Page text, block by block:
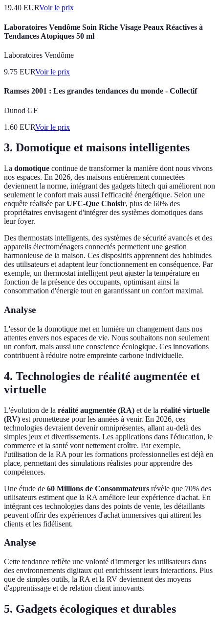
19.40 EURVoir le prix
Laboratoires Vendôme Soin Riche Visage Peaux Réactives à
Tendances Atopiques 50 ml
Laboratoires Vendôme
9.75 EURVoir le prix
Ramses 2001 : Les grandes tendances du monde - Collectif
Dunod GF
1.60 EURVoir le prix
3. Domotique et maisons intelligentes
La domotique continue de transformer la manière dont nous vivons
nos espaces. En 2026, des maisons entièrement connectées
deviennent la norme, intégrant des gadgets hitech qui améliorent non
seulement le confort mais aussi l'efficacité énergétique. Selon une
enquête réalisée parUFC-Que Choisir, plus de 60% des
propriétaires envisagent d'intégrer des systèmes domotiques dans
leur foyer.
Des thermostats intelligents, des systèmes de sécurité avancés et des
appareils électroménagers connectés permettent une gestion
harmonieuse de la maison. Ces dispositifs apprennent des habitudes
des utilisateurs et adaptent leur fonctionnement en conséquence. Par
exemple, un thermostat intelligent peut ajuster la température en
fonction de la présence des occupants, optimisant ainsi la
consommation d'énergie tout en garantissant un confort maximal.
Analyse
L'essor de la domotique met en lumière un changement dans nos
attentes envers nos espaces de vie. Nous souhaitons non seulement
un confort, mais aussi une conscience écologique. Ces innovations
contribuent à réduire notre empreinte carbone individuelle.
4. Technologies de réalité augmentée et
virtuelle
L'évolution de la réalité augmentée (RA) et de la réalité virtuelle
(RV) est prometteuse pour les années à venir. En 2026, ces
technologies devraient devenir omniprésentes, allant au-delà des
simples jeux et divertissements. Les applications dans l'éducation, le
commerce et la santé vont nettement croître. Par exemple,
l'utilisation de la RA pour les formations professionnelles est déjà en
place, permettant des simulations réalistes pour apprendre des
compétences.
Une étude de 60 Millions de Consommateurs révèle que 70% des
utilisateurs estiment que la RA améliore leur expérience d'achat. En
intégrant ces technologies dans des points de vente, les détaillants
peuvent offrir des expériences d'achat immersives qui attirent les
clients et les fidélisent.
Analyse
Cette tendance reflète une volonté d'immerger les utilisateurs dans
des environnements digitaux qui enrichissent leurs interactions. Plus
que de simples outils, la RA et la RV deviennent des moyens
d'apprentissage et de relation client innovants.
5. Gadgets écologiques et durables